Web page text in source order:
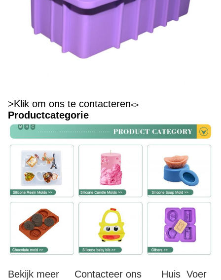
>Klik om ons te contacteren<>
Productcategorie
Bekijk meer Contacteer ons Huis Voer